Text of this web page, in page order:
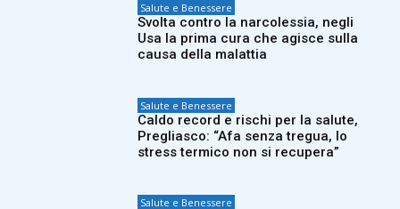
Salute e Benessere
Svolta contro la narcolessia, negli
Usa la prima cura che agisce sulla
causa della malattia
Salute e Benessere
Caldo record e rischi per la salute,
Pregliasco: “Afa senza tregua, lo
stress termico non si recupera”
Salute e Benessere